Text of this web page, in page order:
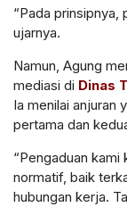
“Pada prinsipnya,
ujarnya.
Namun, Agung
mediasi di Dinas
Ia menilai anjuran
pertama dan
“Pengaduan kami
normatif, baik
hubungan kerja.